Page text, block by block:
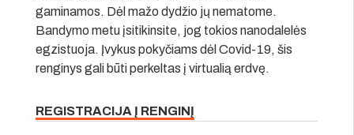
gaminamos. Dėl mažo dydžio jų nematome.
Bandymo metu įsitikinsite, jog tokios nanodalelės
egzistuoja. Įvykus pokyčiams dėl Covid-19, šis
renginys gali būti perkeltas į virtualią erdvę.
REGISTRACIJA Į RENGINĮ